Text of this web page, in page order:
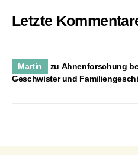
Letzte
Martin zu Ahnenforschung
Geschwister und